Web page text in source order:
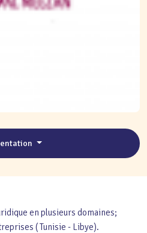
en plusieurs domaines;
( Tunisie - Libye).